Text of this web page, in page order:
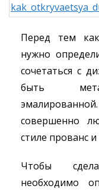
Перед тем
нужно
сочетаться с
быть
совершенно
стиле прованс и
Чтобы
необходимо